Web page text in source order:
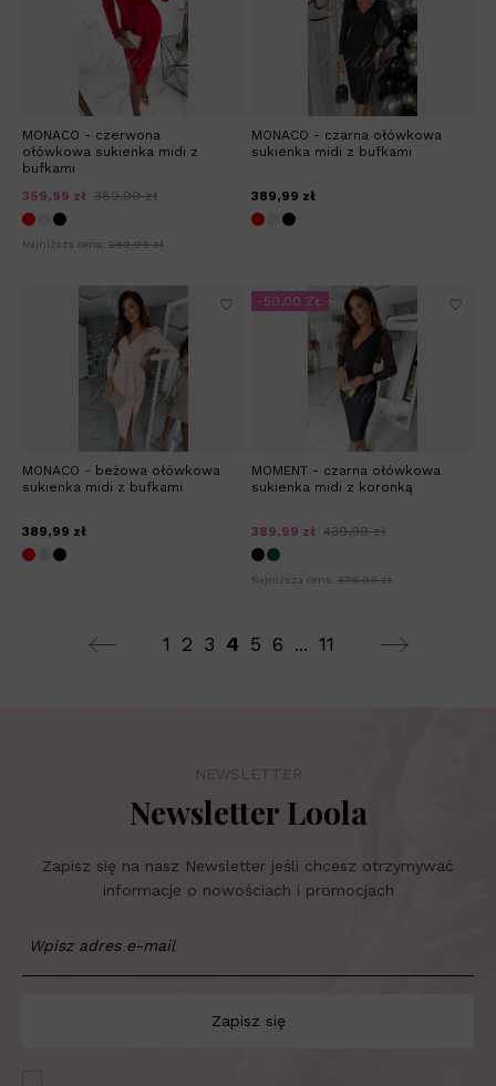
MONACO - czerwona
ołówkowa sukienka midi z
bufkami
359,99 zł 389,99 zł
Najniższa cena: 289,99 zł
MONACO - czarna ołówkowa
sukienka midi z bufkami
389,99 zł
MONACO - beżowa ołówkowa
sukienka midi z bufkami
389,99 zł
MOMENT - czarna ołówkowa
sukienka midi z koronką
389,99 zł 439,99 zł
Najniższa cena: 379,99 zł
-50,00 ZŁ
1 2 3 4 5 6 ... 11
NEWSLETTER
Newsletter Loola
Zapisz się na nasz Newsletter jeśli chcesz otrzymywać
informacje o nowościach i promocjach
Zapisz się